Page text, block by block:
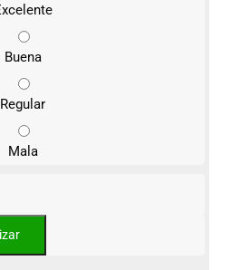
Buena
Regular
Mala